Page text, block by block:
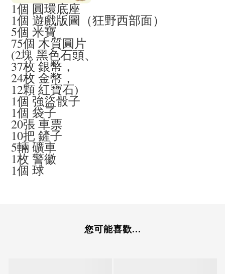
1個 圓環底座
1個 遊戲版圖（狂野西部面）
5個 米寶
75個 木質圓片
(2塊 黑色石頭、
37枚 銀幣，
24枚 金幣，
12顆 紅寶石)
1個 強盜骰子
1個 袋子
20張 車票
10把 鏟子
5輛 礦車
1枚 警徽
1個 球
您可能喜歡...